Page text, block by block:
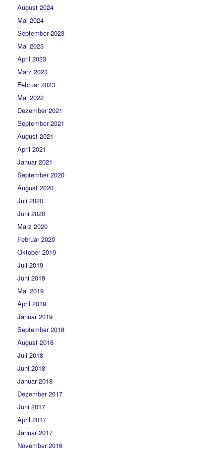
August 2024
Mai 2024
September 2023
Mai 2023
April 2023
März 2023
Februar 2023
Mai 2022
Dezember 2021
September 2021
August 2021
April 2021
Januar 2021
September 2020
August 2020
Juli 2020
Juni 2020
März 2020
Februar 2020
Oktober 2019
Juli 2019
Juni 2019
Mai 2019
April 2019
Januar 2019
September 2018
August 2018
Juli 2018
Juni 2018
Januar 2018
Dezember 2017
Juni 2017
April 2017
Januar 2017
November 2016